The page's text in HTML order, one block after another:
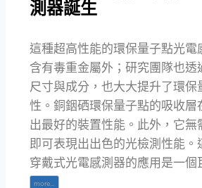
測器誕生
這種超高性能的環保量子點光電
含有毒重金屬外；研究團隊也透
尺寸與成分，也大大提升了環保
性。銅銦硒環保量子點的吸收層
出最好的裝置性能。此外，它無
即可表現出出色的光檢測性能。
穿戴式光電感測器的應用是一個
more…